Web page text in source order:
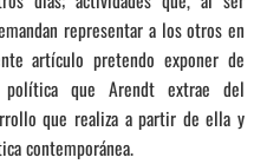
representar a los otros en
artículo pretendo exponer de
que Arendt extrae del
que realiza a partir de ella y
contemporánea.